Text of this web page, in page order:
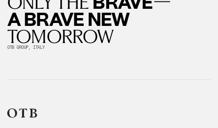
A BRAVE NEW
TOMORROW
OTB GROUP, ITALY